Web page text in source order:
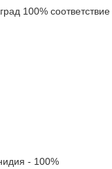
100% соответствие
- 100%